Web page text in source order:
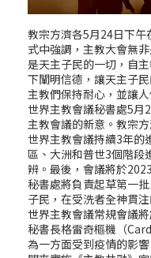
教宗方濟各5月24日下
式中強調，主教大會無
是天主子民的一切，自
下闡明信德，讓天主子
主教們保持耐心，並讓人
世界主教會議秘書處5月
主教會議的新意。教宗
世界主教會議持續3年的
區、大洲和普世3個階段
辨。最後，會議將於
秘書處將負責起草第一
子民，在受洗者全神貫
世界主教會議常規會議
秘書長格雷奇樞機（
為一方面受到疫情的影